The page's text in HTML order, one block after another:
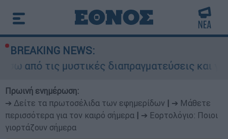
BREAKING NEWS:
διαπραγματεύσεις και γιατί
Πρωινή ενημέρωση:
➔ Δείτε τα πρωτοσέλιδα των εφημερίδων
➔ Μάθετε
περισσότερα για τον καιρό σήμερα
➔ Εορτολόγιο: Ποιοι
γιορτάζουν σήμερα